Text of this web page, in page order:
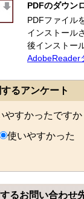
PDFのダウン
PDFファイル
インストール
後インストー
AdobeReader
るアンケート
やすかったですか
使いやすかった
るお問い合わせ